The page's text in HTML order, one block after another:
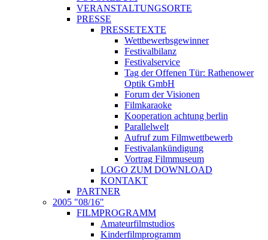
VERANSTALTUNGSORTE
PRESSE
PRESSETEXTE
Wettbewerbsgewinner
Festivalbilanz
Festivalservice
Tag der Offenen Tür: Rathenower
Optik GmbH
Forum der Visionen
Filmkaraoke
Kooperation achtung berlin
Parallelwelt
Aufruf zum Filmwettbewerb
Festivalankündigung
Vortrag Filmmuseum
LOGO ZUM DOWNLOAD
KONTAKT
PARTNER
2005 "08/16"
FILMPROGRAMM
Amateurfilmstudios
Kinderfilmprogramm